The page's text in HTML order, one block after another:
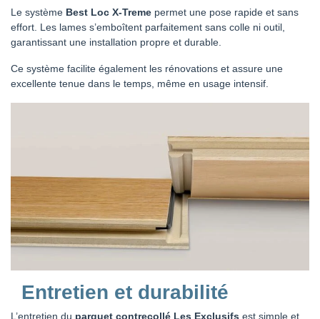
Le système Best Loc X-Treme permet une pose rapide et sans
effort. Les lames s’emboîtent parfaitement sans colle ni outil,
garantissant une installation propre et durable.
Ce système facilite également les rénovations et assure une
excellente tenue dans le temps, même en usage intensif.
Entretien et durabilité
L’entretien du parquet contrecollé Les Exclusifs est simple et